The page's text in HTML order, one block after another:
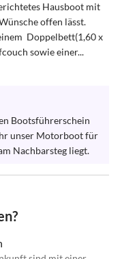
Hausboot mit
offen lässt.
Doppelbett(1,60 x
sowie einer...
Bootsführerschein
unser Motorboot für
Nachbarsteg liegt.